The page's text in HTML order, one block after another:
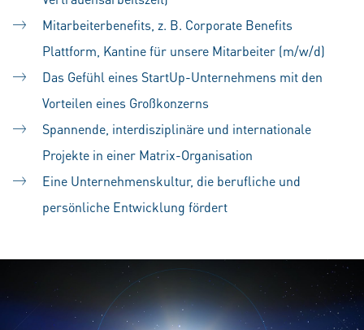
Mitarbeiterbenefits, z. B. Corporate Benefits
Plattform, Kantine für unsere Mitarbeiter (m/w/d)
Das Gefühl eines StartUp-Unternehmens mit den
Vorteilen eines Großkonzerns
Spannende, interdisziplinäre und internationale
Projekte in einer Matrix-Organisation
Eine Unternehmenskultur, die berufliche und
persönliche Entwicklung fördert